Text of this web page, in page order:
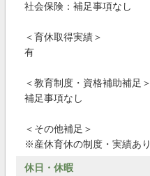
社会保険：補足事項なし
＜育休取得実績＞
有
＜教育制度・資格補助補足＞
補足事項なし
＜その他補足＞
※産休育休の制度・実績あり
休日・休暇